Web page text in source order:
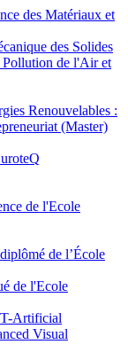
des Matériaux et
des Solides
de l'Air et
Renouvelables :
(Master)
de l'Ecole
de l’École
de l'Ecole
Artificial
Visual